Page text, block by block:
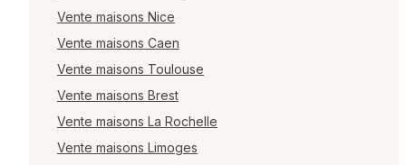
Vente maisons Nice
Vente maisons Caen
Vente maisons Toulouse
Vente maisons Brest
Vente maisons La Rochelle
Vente maisons Limoges